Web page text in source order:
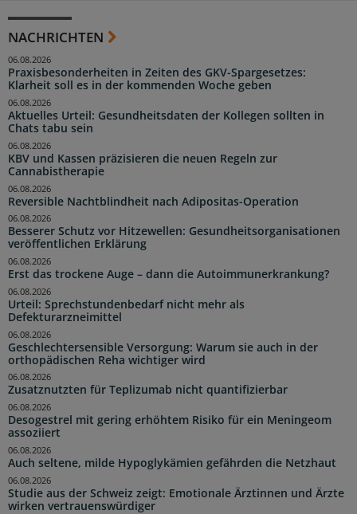
NACHRICHTEN
Praxisbesonderheiten in Zeiten des GKV-Spargesetzes:
Klarheit soll es in der kommenden Woche geben
06.08.2026
Aktuelles Urteil: Gesundheitsdaten der Kollegen sollten in
Chats tabu sein
06.08.2026
KBV und Kassen präzisieren die neuen Regeln zur
Cannabistherapie
06.08.2026
Reversible Nachtblindheit nach Adipositas-Operation
06.08.2026
Besserer Schutz vor Hitzewellen: Gesundheitsorganisationen
veröffentlichen Erklärung
06.08.2026
Erst das trockene Auge – dann die Autoimmunerkrankung?
06.08.2026
Urteil: Sprechstundenbedarf nicht mehr als
Defekturarzneimittel
06.08.2026
Geschlechtersensible Versorgung: Warum sie auch in der
orthopädischen Reha wichtiger wird
06.08.2026
Zusatznutzten für Teplizumab nicht quantifizierbar
06.08.2026
Desogestrel mit gering erhöhtem Risiko für ein Meningeom
assoziiert
06.08.2026
Auch seltene, milde Hypoglykämien gefährden die Netzhaut
06.08.2026
Studie aus der Schweiz zeigt: Emotionale Ärztinnen und Ärzte
wirken vertrauenswürdiger
06.08.2026